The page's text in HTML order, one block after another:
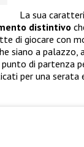
La sua
distintivo
di giocare con
siano a
di partenza
per una serata